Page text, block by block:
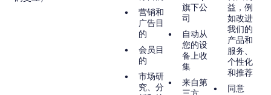
营销和
广告目
的
会员目
的
市场研
究、分
旗下公
司
自动从
您的设
备上收
集
来自第
益，例
如改进
我们的
产品和
服务、
个性化
和推荐
同意